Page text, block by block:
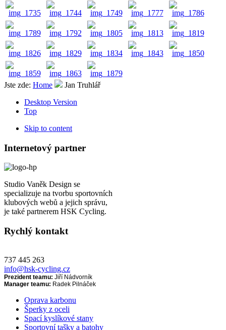
Jste zde: Home
Jan Truhlář
Desktop Version
Top
Skip to content
Internetový partner
Studio Vaněk Design se
specializuje na tvorbu sportovních
klubových webů a jejich správu,
je také partnerem HSK Cycling.
Rychlý kontakt
737 445 263
info@hsk-cycling.cz
Prezident teamu: Jiří Nádvorník
Manager teamu: Radek Pilnáček
Oprava karbonu
Šperky z oceli
Spací kyslíkové stany
Sportovní tašky a batohy